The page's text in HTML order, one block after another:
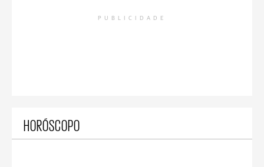
PUBLICIDADE
HORÓSCOPO